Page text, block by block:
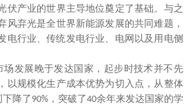
伏产业的世界主导地位奠定了基础。与之
弃光是全世界新能源发展的共同难题，
电行业、传统发电行业、电网以及用电侧
发展晚于发达国家，起步时技术并不先
以规模化生产成本优势为切入点，从整体
降了 90%，突破了40余年来发达国家的学